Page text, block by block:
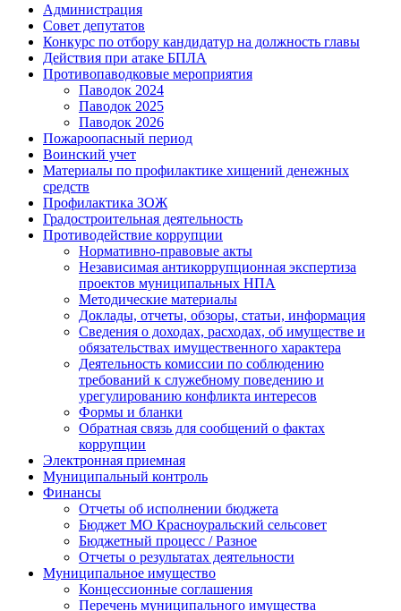
Администрация
Совет депутатов
Конкурс по отбору кандидатур на должность главы
Действия при атаке БПЛА
Противопаводковые мероприятия
Паводок 2024
Паводок 2025
Паводок 2026
Пожароопасный период
Воинский учет
Материалы по профилактике хищений денежных
средств
Профилактика ЗОЖ
Градостроительная деятельность
Противодействие коррупции
Нормативно-правовые акты
Независимая антикоррупционная экспертиза
проектов муниципальных НПА
Методические материалы
Доклады, отчеты, обзоры, статьи, информация
Сведения о доходах, расходах, об имуществе и
обязательствах имущественного характера
Деятельность комиссии по соблюдению
требований к служебному поведению и
урегулированию конфликта интересов
Формы и бланки
Обратная связь для сообщений о фактах
коррупции
Электронная приемная
Муниципальный контроль
Финансы
Отчеты об исполнении бюджета
Бюджет МО Красноуральский сельсовет
Бюджетный процесс / Разное
Отчеты о результатах деятельности
Муниципальное имущество
Концессионные соглашения
Перечень муниципального имущества